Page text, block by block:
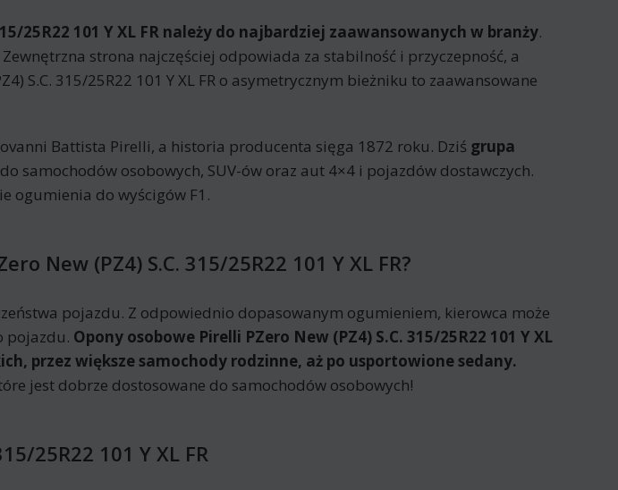
25R22 101 Y XL FR należy do najbardziej zaawansowanych w branży.
strona najczęściej odpowiada za stabilność i przyczepność, a
S.C. 315/25R22 101 Y XL FR o asymetrycznym bieżniku to zaawansowane
Battista Pirelli, a historia producenta sięga 1872 roku. Dziś grupa
samochodów osobowych, SUV-ów oraz aut 4×4 i pojazdów dostawczych.
ogumienia do wyścigów F1.
New (PZ4) S.C. 315/25R22 101 Y XL FR?
pojazdu. Z odpowiednio dopasowanym ogumieniem, kierowca może
pojazdu. Opony osobowe Pirelli PZero New (PZ4) S.C. 315/25R22 101 Y XL
przez większe samochody rodzinne, aż po usportowione sedany.
jest dobrze dostosowane do samochodów osobowych!
25R22 101 Y XL FR